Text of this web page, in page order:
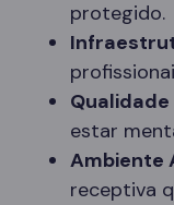
protegido.
estar
Ambiente
receptiva